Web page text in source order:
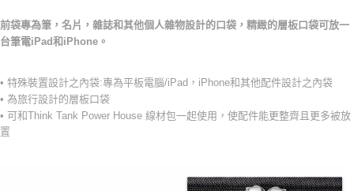
前袋專為筆，名片，雜誌和其他個人雜物設計的口袋，精緻的層板口袋可放一
台筆電iPad和iPhone。
• 特殊裝置設計之內袋:專為平板電腦/iPad，iPhone和其他配件設計之內袋
• 為旅行設計的層板口袋
• 可和Think Tank Power House 線材包一起使用，使配件能更整齊且更多被放
置